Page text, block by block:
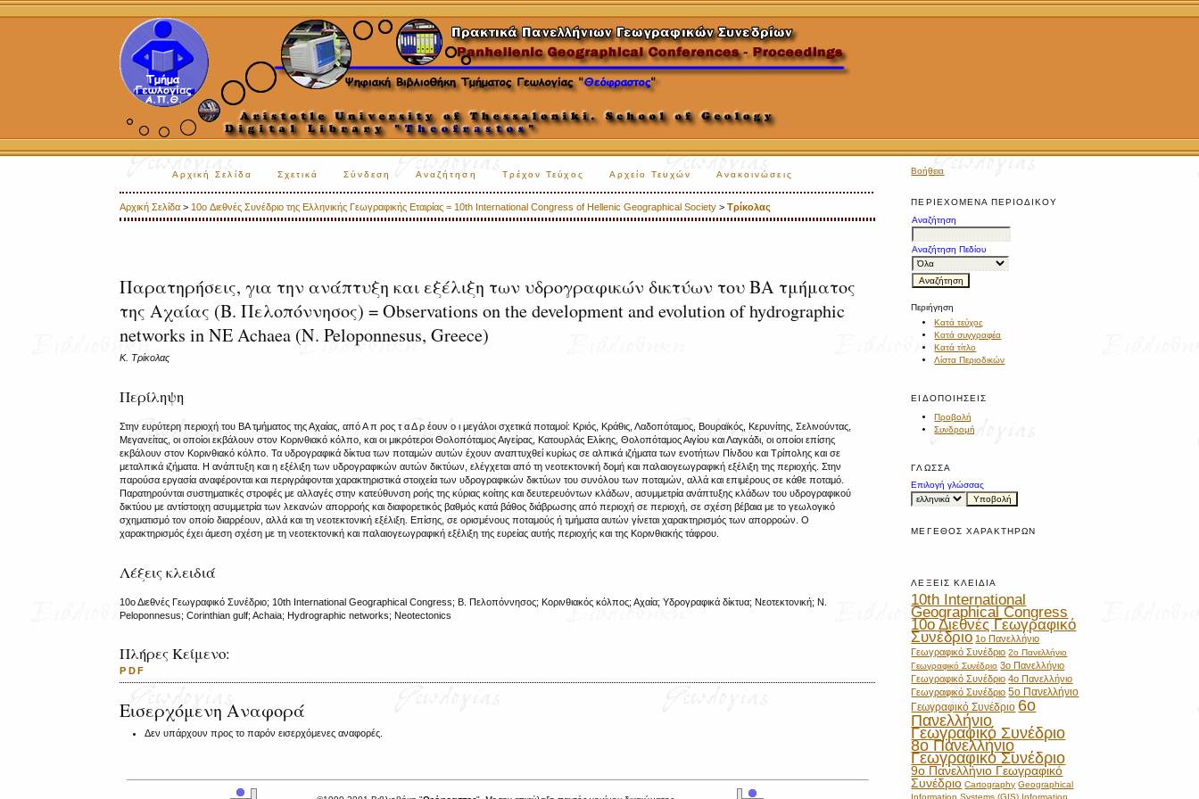
Βοήθεια
ΠΕΡΙΕΧΌΜΕΝΑ ΠΕΡΙΟΔΙΚΟΎ
Αναζήτηση
Αναζήτηση Πεδίου
Περιήγηση
Κατά τεύχος
Κατά συγγραφέα
Κατά τίτλο
Λίστα Περιοδικών
ΕΙΔΟΠΟΙΉΣΕΙΣ
Προβολή
Συνδρομή
ΓΛΏΣΣΑ
Επιλογή γλώσσας
ΜΈΓΕΘΟΣ ΧΑΡΑΚΤΉΡΩΝ
ΛΈΞΕΙΣ ΚΛΕΙΔΙΆ
10th International
Geographical Congress
10ο Διεθνές Γεωγραφικό
Συνέδριο 1ο Πανελλήνιο
Γεωγραφικό Συνέδριο 2ο Πανελλήνιο
Γεωγραφικό Συνέδριο 3ο Πανελλήνιο
Γεωγραφικό Συνέδριο 4ο Πανελλήνιο
Γεωγραφικό Συνέδριο 5ο Πανελλήνιο
Γεωγραφικό Συνέδριο 6ο
Πανελλήνιο
Γεωγραφικό Συνέδριο
8ο Πανελλήνιο
Γεωγραφικό Συνέδριο
9ο Πανελλήνιο Γεωγραφικό
Συνέδριο Cartography Geographical
Information Systems (GIS) Information
Αρχική Σελίδα Σχετικά Σύνδεση Αναζήτηση Τρέχον Τεύχος Αρχείο Τευχών Ανακοινώσεις
Αρχική Σελίδα > 10o Διεθνές Συνέδριο της Ελληνικής Γεωγραφικής Εταιρίας = 10th International Congress of Hellenic Geographical Society >Τρίκολας
Παρατηρήσεις, για την ανάπτυξη και εξέλιξη των υδρογραφικών δικτύων του ΒΑ τμήματος
της Αχαίας (Β. Πελοπόννησος) = Observations on the development and evolution of hydrographic
networks in NE Achaea (N. Peloponnesus, Greece)
Κ. Τρίκολας
Περίληψη
Στην ευρύτερη περιοχή του ΒA τμήματος της Αχαίας, από Α π ρος τ α Δ ρ έουν ο ι μεγάλοι σχετικά ποταμοί: Κριός, Κράθις, Λαδοπόταμος, Βουραϊκός, Κερυνίτης, Σελινούντας,
Μεγανείτας, οι οποίοι εκβάλουν στον Κορινθιακό κόλπο, και οι μικρότεροι Θολοπόταμος Αιγείρας, Κατουρλάς Ελίκης, Θολοπόταμος Αιγίου και Λαγκάδι, οι οποίοι επίσης
εκβάλουν στον Κορινθιακό κόλπο. Τα υδρογραφικά δίκτυα των ποταμών αυτών έχουν αναπτυχθεί κυρίως σε αλπικά ιζήματα των ενοτήτων Πίνδου και Τρίπολης και σε
μεταλπικά ιζήματα. Η ανάπτυξη και η εξέλιξη των υδρογραφικών αυτών δικτύων, ελέγχεται από τη νεοτεκτονική δομή και παλαιογεωγραφική εξέλιξη της περιοχής. Στην
παρούσα εργασία αναφέρονται και περιγράφονται χαρακτηριστικά στοιχεία των υδρογραφικών δικτύων του συνόλου των ποταμών, αλλά και επιμέρους σε κάθε ποταμό.
Παρατηρούνται συστηματικές στροφές με αλλαγές στην κατεύθυνση ροής της κύριας κοίτης και δευτερευόντων κλάδων, ασυμμετρία ανάπτυξης κλάδων του υδρογραφικού
δικτύου με αντίστοιχη ασυμμετρία των λεκανών απορροής και διαφορετικός βαθμός κατά βάθος διάβρωσης από περιοχή σε περιοχή, σε σχέση βέβαια με το γεωλογικό
σχηματισμό τον οποίο διαρρέουν, αλλά και τη νεοτεκτονική εξέλιξη. Επίσης, σε ορισμένους ποταμούς ή τμήματα αυτών γίνεται χαρακτηρισμός των απορροών. Ο
χαρακτηρισμός έχει άμεση σχέση με τη νεοτεκτονική και παλαιογεωγραφική εξέλιξη της ευρείας αυτής περιοχής και της Κορινθιακής τάφρου.
Λέξεις κλειδιά
10ο Διεθνές Γεωγραφικό Συνέδριο; 10th International Geographical Congress; Β. Πελοπόννησος; Κορινθιακός κόλπος; Αχαία; Υδρογραφικά δίκτυα; Νεοτεκτονική; N.
Peloponnesus; Corinthian gulf; Achaia; Hydrographic networks; Neotectonics
Πλήρες Κείμενο:
PDF
Εισερχόμενη Αναφορά
Δεν υπάρχουν προς το παρόν εισερχόμενες αναφορές.